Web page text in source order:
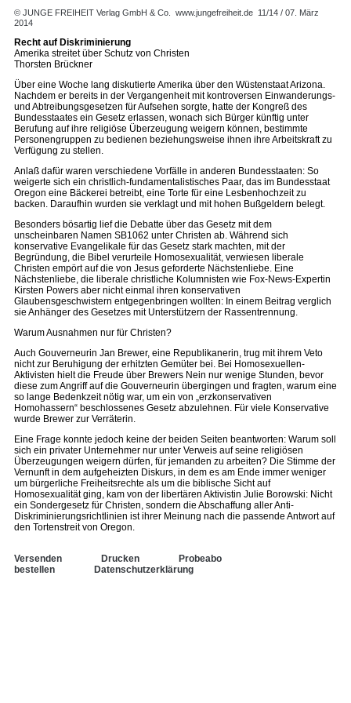
© JUNGE FREIHEIT Verlag GmbH & Co. www.jungefreiheit.de 11/14 / 07. März
2014
Recht auf Diskriminierung
Amerika streitet über Schutz von Christen
Thorsten Brückner
Über eine Woche lang diskutierte Amerika über den Wüstenstaat Arizona.
Nachdem er bereits in der Vergangenheit mit kontroversen Einwanderungs-
und Abtreibungsgesetzen für Aufsehen sorgte, hatte der Kongreß des
Bundesstaates ein Gesetz erlassen, wonach sich Bürger künftig unter
Berufung auf ihre religiöse Überzeugung weigern können, bestimmte
Personengruppen zu bedienen beziehungsweise ihnen ihre Arbeitskraft zu
Verfügung zu stellen.
Anlaß dafür waren verschiedene Vorfälle in anderen Bundesstaaten: So
weigerte sich ein christlich-fundamentalistisches Paar, das im Bundesstaat
Oregon eine Bäckerei betreibt, eine Torte für eine Lesbenhochzeit zu
backen. Daraufhin wurden sie verklagt und mit hohen Bußgeldern belegt.
Besonders bösartig lief die Debatte über das Gesetz mit dem
unscheinbaren Namen SB1062 unter Christen ab. Während sich
konservative Evangelikale für das Gesetz stark machten, mit der
Begründung, die Bibel verurteile Homosexualität, verwiesen liberale
Christen empört auf die von Jesus geforderte Nächstenliebe. Eine
Nächstenliebe, die liberale christliche Kolumnisten wie Fox-News-Expertin
Kirsten Powers aber nicht einmal ihren konservativen
Glaubensgeschwistern entgegenbringen wollten: In einem Beitrag verglich
sie Anhänger des Gesetzes mit Unterstützern der Rassentrennung.
Warum Ausnahmen nur für Christen?
Auch Gouverneurin Jan Brewer, eine Republikanerin, trug mit ihrem Veto
nicht zur Beruhigung der erhitzten Gemüter bei. Bei Homosexuellen-
Aktivisten hielt die Freude über Brewers Nein nur wenige Stunden, bevor
diese zum Angriff auf die Gouverneurin übergingen und fragten, warum eine
so lange Bedenkzeit nötig war, um ein von „erzkonservativen
Homohassern“ beschlossenes Gesetz abzulehnen. Für viele Konservative
wurde Brewer zur Verräterin.
Eine Frage konnte jedoch keine der beiden Seiten beantworten: Warum soll
sich ein privater Unternehmer nur unter Verweis auf seine religiösen
Überzeugungen weigern dürfen, für jemanden zu arbeiten? Die Stimme der
Vernunft in dem aufgeheizten Diskurs, in dem es am Ende immer weniger
um bürgerliche Freiheitsrechte als um die biblische Sicht auf
Homosexualität ging, kam von der libertären Aktivistin Julie Borowski: Nicht
ein Sondergesetz für Christen, sondern die Abschaffung aller Anti-
Diskriminierungsrichtlinien ist ihrer Meinung nach die passende Antwort auf
den Tortenstreit von Oregon.
Versenden Drucken
Probeabo
bestellen
Datenschutzerklärung